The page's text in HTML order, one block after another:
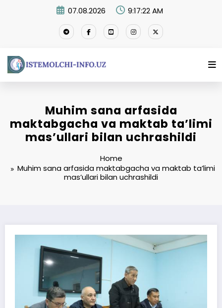
07.08.2026 9:17:23 AM
Muhim sana arfasida
maktabgacha va maktab ta’limi
mas’ullari bilan uchrashildi
Home
Muhim sana arfasida maktabgacha va maktab ta’limi
mas’ullari bilan uchrashildi